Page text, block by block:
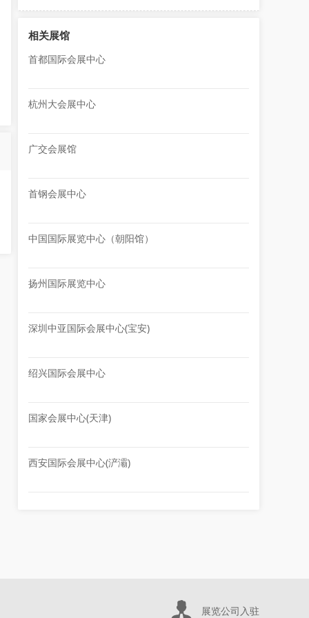
相关展馆
首都国际会展中心
杭州大会展中心
广交会展馆
首钢会展中心
中国国际展览中心（朝阳馆）
扬州国际展览中心
深圳中亚国际会展中心(宝安)
绍兴国际会展中心
国家会展中心(天津)
西安国际会展中心(浐灞)
展览公司入驻